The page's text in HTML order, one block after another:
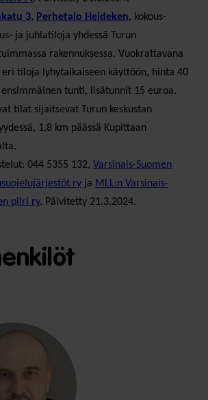
3, Perhetalo Heideken, kokous-
ja juhlatiloja yhdessä Turun
rakennuksessa. Vuokrattavana
eri tiloja lyhytaikaiseen käyttöön, hinta 40
tunti, lisätunnit 15 euroa.
tilat sijaitsevat Turun keskustan
1,8 km päässä Kupittaan
044 5355 132, Varsinais-Suomen
ry ja MLL:n Varsinais-
piiri ry. Päivitetty 21.3.2024.